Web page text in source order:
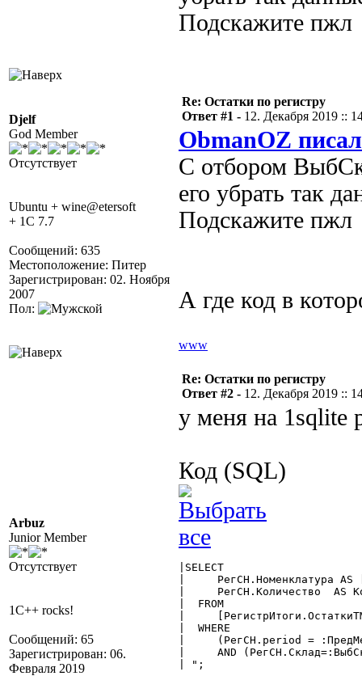
Подскажите пжл
Djelf
God Member
Отсутствует
Ubuntu + wine@etersoft
+ 1C 7.7
Сообщений: 635
Местоположение: Питер
Зарегистрирован: 02. Ноября
2007
Пол:
Re: Остатки по регистру
Ответ #1 - 12. Декабря 2019 ::
ObmanOZ
С отбором
его убрать так
Подскажите пжл
А где код в
www
Arbuz
Junior Member
Отсутствует
1C++ rocks!
Сообщений: 65
Зарегистрирован: 06.
Февраля 2019
Re: Остатки по регистру
Ответ #2 - 12. Декабря 2019 ::
у меня на 1sqlite
Код (SQL)
|SELECT
|     РегСН.Номенклатура
|     РегСН.Количество  AS
|  FROM
|
|  WHERE
|     (РегСН.period =
|     AND
| ";